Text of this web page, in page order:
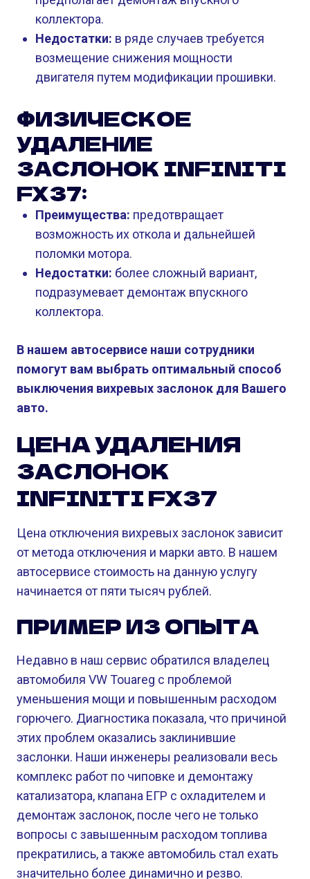
коллектора.
Недостатки: в ряде случаев требуется
возмещение снижения мощности
двигателя путем модификации прошивки.
ФИЗИЧЕСКОЕ
УДАЛЕНИЕ
ЗАСЛОНОК INFINITI
FX37:
Преимущества: предотвращает
возможность их откола и дальнейшей
поломки мотора.
Недостатки: более сложный вариант,
подразумевает демонтаж впускного
коллектора.
В нашем автосервисе наши сотрудники
помогут вам выбрать оптимальный способ
выключения вихревых заслонок для Вашего
авто.
ЦЕНА УДАЛЕНИЯ
ЗАСЛОНОК
INFINITI FX37
Цена отключения вихревых заслонок зависит
от метода отключения и марки авто. В нашем
автосервисе стоимость на данную услугу
начинается от пяти тысяч рублей.
ПРИМЕР ИЗ ОПЫТА
Недавно в наш сервис обратился владелец
автомобиля VW Touareg с проблемой
уменьшения мощи и повышенным расходом
горючего. Диагностика показала, что причиной
этих проблем оказались заклинившие
заслонки. Наши инженеры реализовали весь
комплекс работ по чиповке и демонтажу
катализатора, клапана ЕГР с охладителем и
демонтаж заслонок, после чего не только
вопросы с завышенным расходом топлива
прекратились, а также автомобиль стал ехать
значительно более динамично и резво.